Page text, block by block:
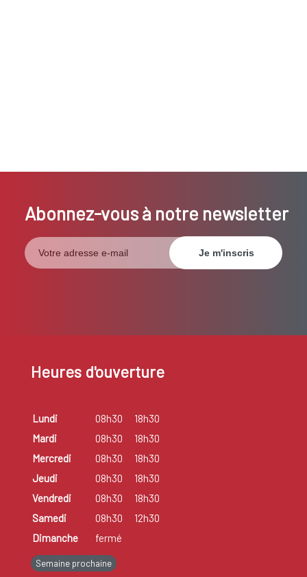
Abonnez-vous à notre newsletter
Heures d'ouverture
Lundi 08h30
18h30
Mardi
08h30
18h30
Mercredi
08h30
18h30
Jeudi
08h30
18h30
Vendredi
08h30
18h30
Samedi
08h30
12h30
Dimanche
fermé
Semaine prochaine